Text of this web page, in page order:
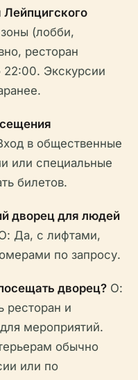
(лобби,
ресторан
22:00. Экскурсии
в общественные
или специальные
билетов.
дворец для людей
Да, с лифтами,
по запросу.
дворец? О:
ресторан и
мероприятий.
обычно
или по